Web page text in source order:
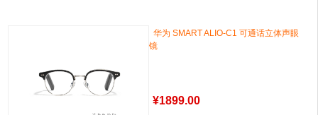
华为 SMART ALIO-C1 可通话立体声眼
镜
¥1899.00